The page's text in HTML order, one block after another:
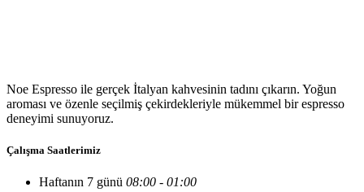
Noe Espresso ile gerçek İtalyan kahvesinin tadını çıkarın. Yoğun
aroması ve özenle seçilmiş çekirdekleriyle mükemmel bir espresso
deneyimi sunuyoruz.
Çalışma Saatlerimiz
Haftanın 7 günü 08:00 - 01:00